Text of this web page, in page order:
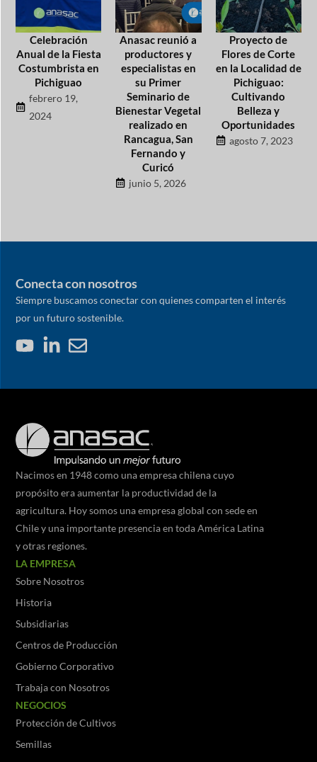
Celebración
Anual de la Fiesta
Costumbrista en
Pichiguao
febrero 19,
2024
Anasac reunió a
productores y
especialistas en
su Primer
Seminario de
Bienestar Vegetal
realizado en
Rancagua, San
Fernando y
Curicó
junio 5, 2026
Proyecto de
Flores de Corte
en la Localidad de
Pichiguao:
Cultivando
Belleza y
Oportunidades
agosto 7, 2023
Conecta con nosotros
Siempre buscamos conectar con quienes comparten el interés
por un futuro sostenible.
Nacimos en 1948 como una empresa chilena cuyo
propósito era aumentar la productividad de la
agricultura. Hoy somos una empresa global con sede en
Chile y una importante presencia en toda América Latina
y otras regiones.
LA EMPRESA
Sobre Nosotros
Historia
Subsidiarias
Centros de Producción
Gobierno Corporativo
Trabaja con Nosotros
NEGOCIOS
Protección de Cultivos
Semillas